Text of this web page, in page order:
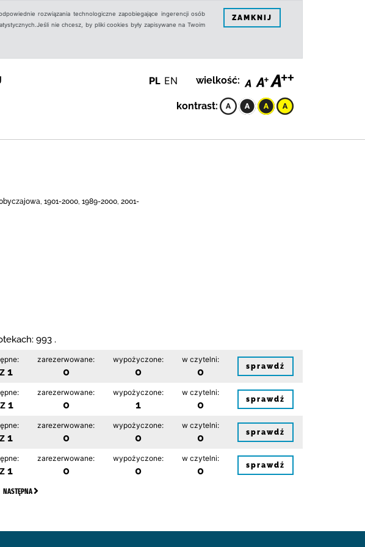
rozwiązania technologiczne zapobiegające ingerencji osób
nie chcesz, by pliki cookies były zapisywane na Twoim
ZAMKNIJ
PL EN wielkość:
kontrast:
1901-2000, 1989-2000, 2001-
993 .
1
zarezerwowane:
0
wypożyczone:
0
w czytelni:
0 sprawdź
1
zarezerwowane:
0
wypożyczone:
1
w czytelni:
0 sprawdź
1
zarezerwowane:
0
wypożyczone:
0
w czytelni:
0 sprawdź
1
zarezerwowane:
0
wypożyczone:
0
w czytelni:
0 sprawdź
NASTĘPNA